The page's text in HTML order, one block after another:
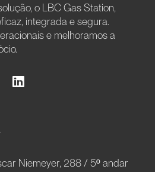
o LBC Gas Station,
integrada e segura.
e melhoramos a
Niemeyer, 288 / 5º andar